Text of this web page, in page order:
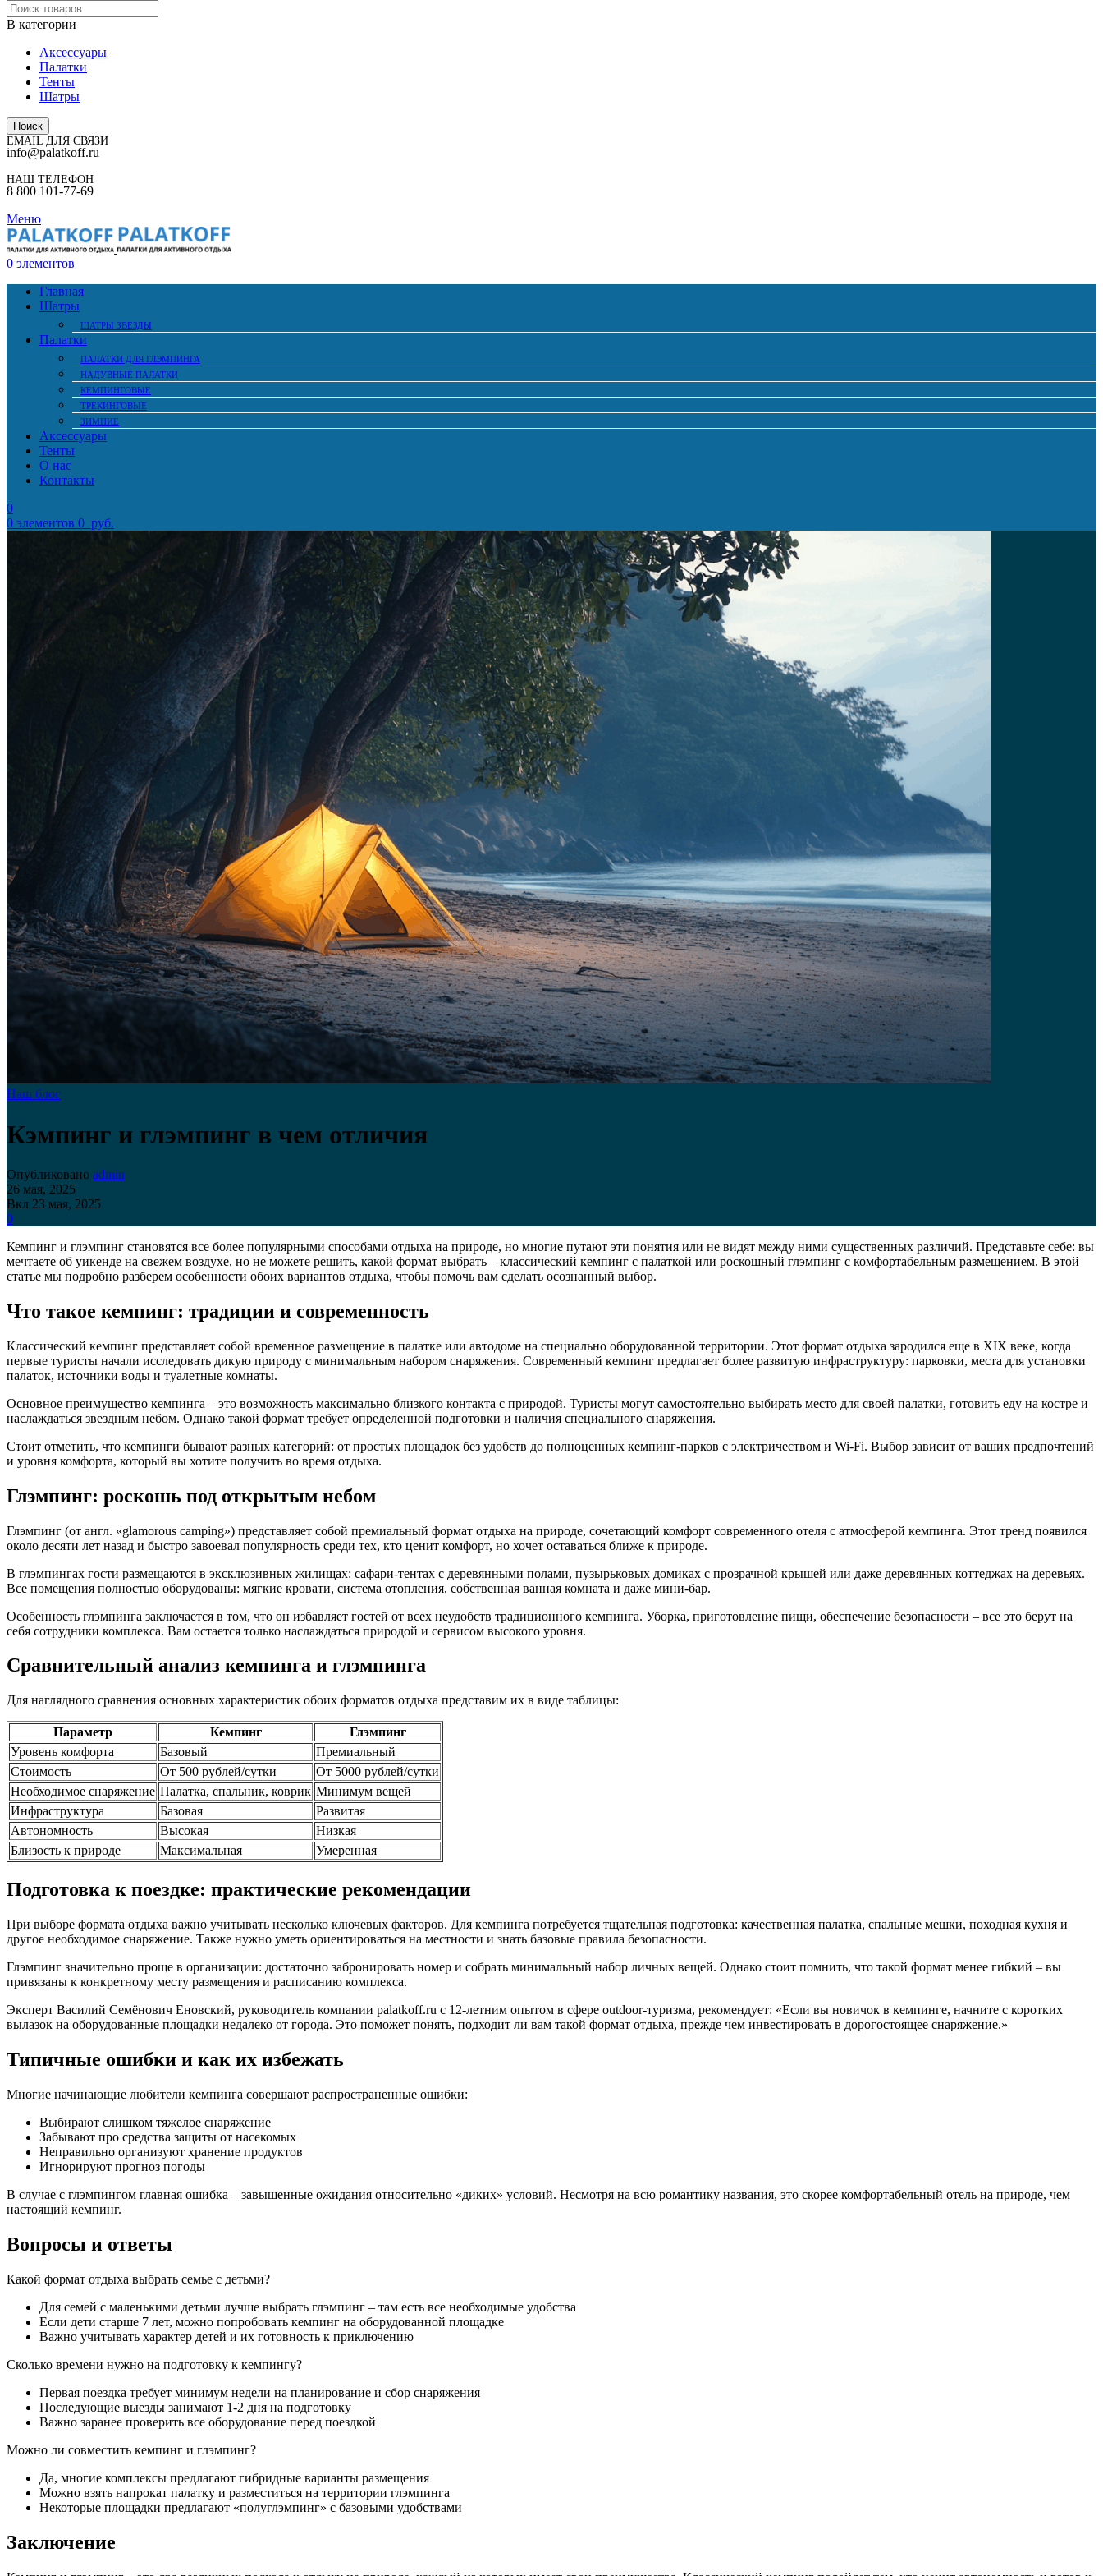
В категории
Аксессуары
Палатки
Тенты
Шатры
Поиск
EMAIL ДЛЯ СВЯЗИ
info@palatkoff.ru
НАШ ТЕЛЕФОН
8 800 101-77-69
Меню
0 элементов
Главная
Шатры
ШАТРЫ ЗВЕЗДЫ
Палатки
ПАЛАТКИ ДЛЯ ГЛЭМПИНГА
НАДУВНЫЕ ПАЛАТКИ
КЕМПИНГОВЫЕ
ТРЕКИНГОВЫЕ
ЗИМНИЕ
Аксессуары
Тенты
О нас
Контакты
0
0 элементов 0 руб.
Наш блог
Кэмпинг и глэмпинг в чем отличия
Опубликовано admin
26 мая, 2025
Вкл 23 мая, 2025
0
Кемпинг и глэмпинг становятся все более популярными способами отдыха на природе, но многие путают эти понятия или не видят между ними существенных различий. Представьте себе: вы
мечтаете об уикенде на свежем воздухе, но не можете решить, какой формат выбрать – классический кемпинг с палаткой или роскошный глэмпинг с комфортабельным размещением. В этой
статье мы подробно разберем особенности обоих вариантов отдыха, чтобы помочь вам сделать осознанный выбор.
Что такое кемпинг: традиции и современность
Классический кемпинг представляет собой временное размещение в палатке или автодоме на специально оборудованной территории. Этот формат отдыха зародился еще в XIX веке, когда
первые туристы начали исследовать дикую природу с минимальным набором снаряжения. Современный кемпинг предлагает более развитую инфраструктуру: парковки, места для установки
палаток, источники воды и туалетные комнаты.
Основное преимущество кемпинга – это возможность максимально близкого контакта с природой. Туристы могут самостоятельно выбирать место для своей палатки, готовить еду на костре и
наслаждаться звездным небом. Однако такой формат требует определенной подготовки и наличия специального снаряжения.
Стоит отметить, что кемпинги бывают разных категорий: от простых площадок без удобств до полноценных кемпинг-парков с электричеством и Wi-Fi. Выбор зависит от ваших предпочтений
и уровня комфорта, который вы хотите получить во время отдыха.
Глэмпинг: роскошь под открытым небом
Глэмпинг (от англ. «glamorous camping») представляет собой премиальный формат отдыха на природе, сочетающий комфорт современного отеля с атмосферой кемпинга. Этот тренд появился
около десяти лет назад и быстро завоевал популярность среди тех, кто ценит комфорт, но хочет оставаться ближе к природе.
В глэмпингах гости размещаются в эксклюзивных жилищах: сафари-тентах с деревянными полами, пузырьковых домиках с прозрачной крышей или даже деревянных коттеджах на деревьях.
Все помещения полностью оборудованы: мягкие кровати, система отопления, собственная ванная комната и даже мини-бар.
Особенность глэмпинга заключается в том, что он избавляет гостей от всех неудобств традиционного кемпинга. Уборка, приготовление пищи, обеспечение безопасности – все это берут на
себя сотрудники комплекса. Вам остается только наслаждаться природой и сервисом высокого уровня.
Сравнительный анализ кемпинга и глэмпинга
Для наглядного сравнения основных характеристик обоих форматов отдыха представим их в виде таблицы:
Параметр Кемпинг
Глэмпинг
Уровень комфорта
Базовый
Премиальный
Стоимость
От 500 рублей/сутки
От 5000 рублей/сутки
Необходимое снаряжение Палатка, спальник, коврик Минимум вещей
Инфраструктура
Базовая
Развитая
Автономность
Высокая
Низкая
Близость к природе
Максимальная Умеренная
Подготовка к поездке: практические рекомендации
При выборе формата отдыха важно учитывать несколько ключевых факторов. Для кемпинга потребуется тщательная подготовка: качественная палатка, спальные мешки, походная кухня и
другое необходимое снаряжение. Также нужно уметь ориентироваться на местности и знать базовые правила безопасности.
Глэмпинг значительно проще в организации: достаточно забронировать номер и собрать минимальный набор личных вещей. Однако стоит помнить, что такой формат менее гибкий – вы
привязаны к конкретному месту размещения и расписанию комплекса.
Эксперт Василий Семёнович Еновский, руководитель компании palatkoff.ru с 12-летним опытом в сфере outdoor-туризма, рекомендует: «Если вы новичок в кемпинге, начните с коротких
вылазок на оборудованные площадки недалеко от города. Это поможет понять, подходит ли вам такой формат отдыха, прежде чем инвестировать в дорогостоящее снаряжение.»
Типичные ошибки и как их избежать
Многие начинающие любители кемпинга совершают распространенные ошибки:
Выбирают слишком тяжелое снаряжение
Забывают про средства защиты от насекомых
Неправильно организуют хранение продуктов
Игнорируют прогноз погоды
В случае с глэмпингом главная ошибка – завышенные ожидания относительно «диких» условий. Несмотря на всю романтику названия, это скорее комфортабельный отель на природе, чем
настоящий кемпинг.
Вопросы и ответы
Какой формат отдыха выбрать семье с детьми?
Для семей с маленькими детьми лучше выбрать глэмпинг – там есть все необходимые удобства
Если дети старше 7 лет, можно попробовать кемпинг на оборудованной площадке
Важно учитывать характер детей и их готовность к приключению
Сколько времени нужно на подготовку к кемпингу?
Первая поездка требует минимум недели на планирование и сбор снаряжения
Последующие выезды занимают 1-2 дня на подготовку
Важно заранее проверить все оборудование перед поездкой
Можно ли совместить кемпинг и глэмпинг?
Да, многие комплексы предлагают гибридные варианты размещения
Можно взять напрокат палатку и разместиться на территории глэмпинга
Некоторые площадки предлагают «полуглэмпинг» с базовыми удобствами
Заключение